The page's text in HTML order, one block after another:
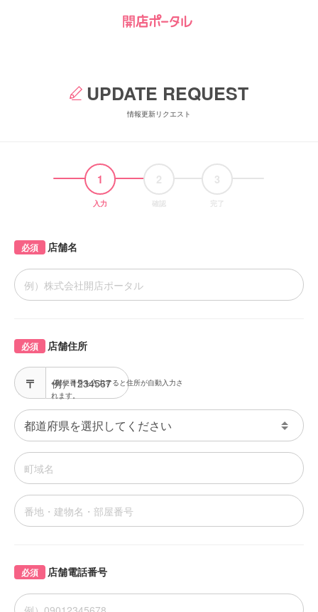
UPDATE REQUEST
情報更新リクエスト
1
入力
2
確認
3
完了
店舗名
必須
店舗住所
必須
※郵便番号を入力すると住所が自動入力さ
れます。
店舗電話番号
必須